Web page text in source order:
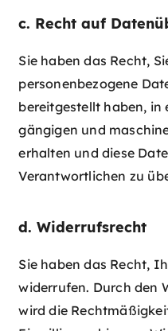
c. Recht auf
Sie haben das Recht,
personenbezogene
bereitgestellt haben, in
gängigen und
erhalten und diese
Verantwortlichen zu
d. Widerrufsrecht
Sie haben das Recht,
widerrufen. Durch den
wird die